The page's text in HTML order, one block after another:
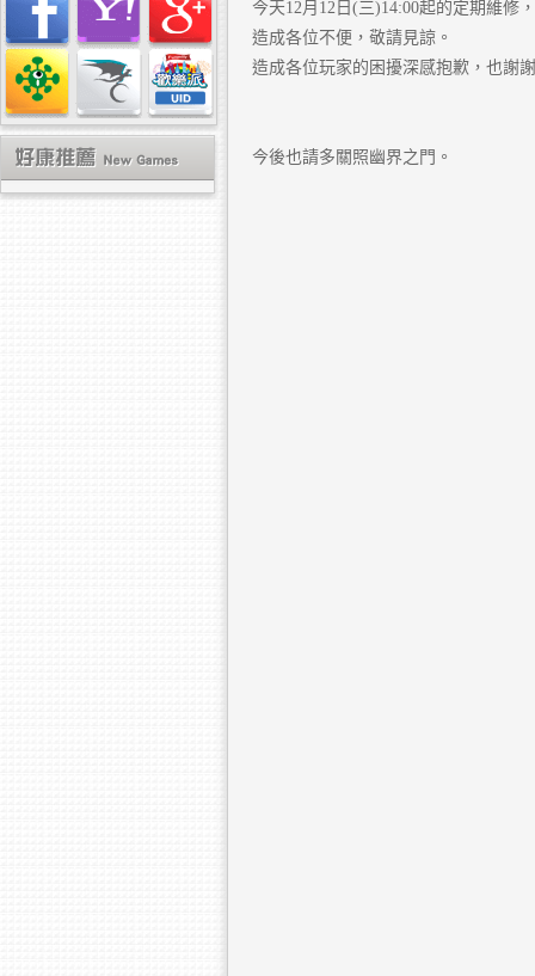
今天12月12日(三)14:00起的定期維修
造成各位不便，敬請見諒。
造成各位玩家的困擾深感抱歉，也謝
今後也請多關照幽界之門。